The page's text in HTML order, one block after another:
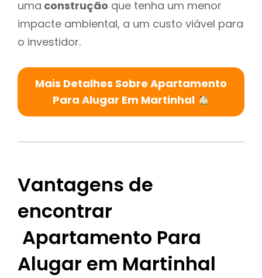
uma construção que tenha um menor
impacte ambiental, a um custo viável para
o investidor.
Mais Detalhes Sobre Apartamento
Para Alugar Em Martinhal
Vantagens de
encontrar
Apartamento Para
Alugar em Martinhal